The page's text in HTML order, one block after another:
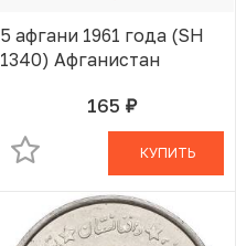
5 афгани 1961 года (SH
1340) Афганистан
165 руб.В КОРЗИНЕ
КУПИТЬ